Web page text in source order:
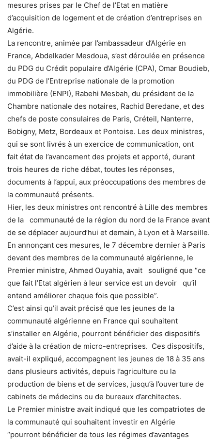
mesures prises par le Chef de l’Etat en matière
d’acquisition de logement et de création d’entreprises en
Algérie.
La rencontre, animée par l’ambassadeur d’Algérie en
France, Abdelkader Mesdoua, s’est déroulée en présence
du PDG du Crédit populaire d’Algérie (CPA), Omar Boudieb,
du PDG de l’Entreprise nationale de la promotion
immobilière (ENPI), Rabehi Mesbah, du président de la
Chambre nationale des notaires, Rachid Beredane, et des
chefs de poste consulaires de Paris, Créteil, Nanterre,
Bobigny, Metz, Bordeaux et Pontoise. Les deux ministres,
qui se sont livrés à un exercice de communication, ont
fait état de l’avancement des projets et apporté, durant
trois heures de riche débat, toutes les réponses,
documents à l’appui, aux préoccupations des membres de
la communauté présents.
Hier, les deux ministres ont rencontré à Lille des membres
de la communauté de la région du nord de la France avant
de se déplacer aujourd’hui et demain, à Lyon et à Marseille.
En annonçant ces mesures, le 7 décembre dernier à Paris
devant des membres de la communauté algérienne, le
Premier ministre, Ahmed Ouyahia, avait souligné que “ce
que fait l’Etat algérien à leur service est un devoir qu’il
entend améliorer chaque fois que possible”.
C’est ainsi qu’il avait précisé que les jeunes de la
communauté algérienne en France qui souhaitent
s’installer en Algérie, pourront bénéficier des dispositifs
d’aide à la création de micro-entreprises. Ces dispositifs,
avait-il expliqué, accompagnent les jeunes de 18 à 35 ans
dans plusieurs activités, depuis l’agriculture ou la
production de biens et de services, jusqu’à l’ouverture de
cabinets de médecins ou de bureaux d’architectes.
Le Premier ministre avait indiqué que les compatriotes de
la communauté qui souhaitent investir en Algérie
“pourront bénéficier de tous les régimes d’avantages